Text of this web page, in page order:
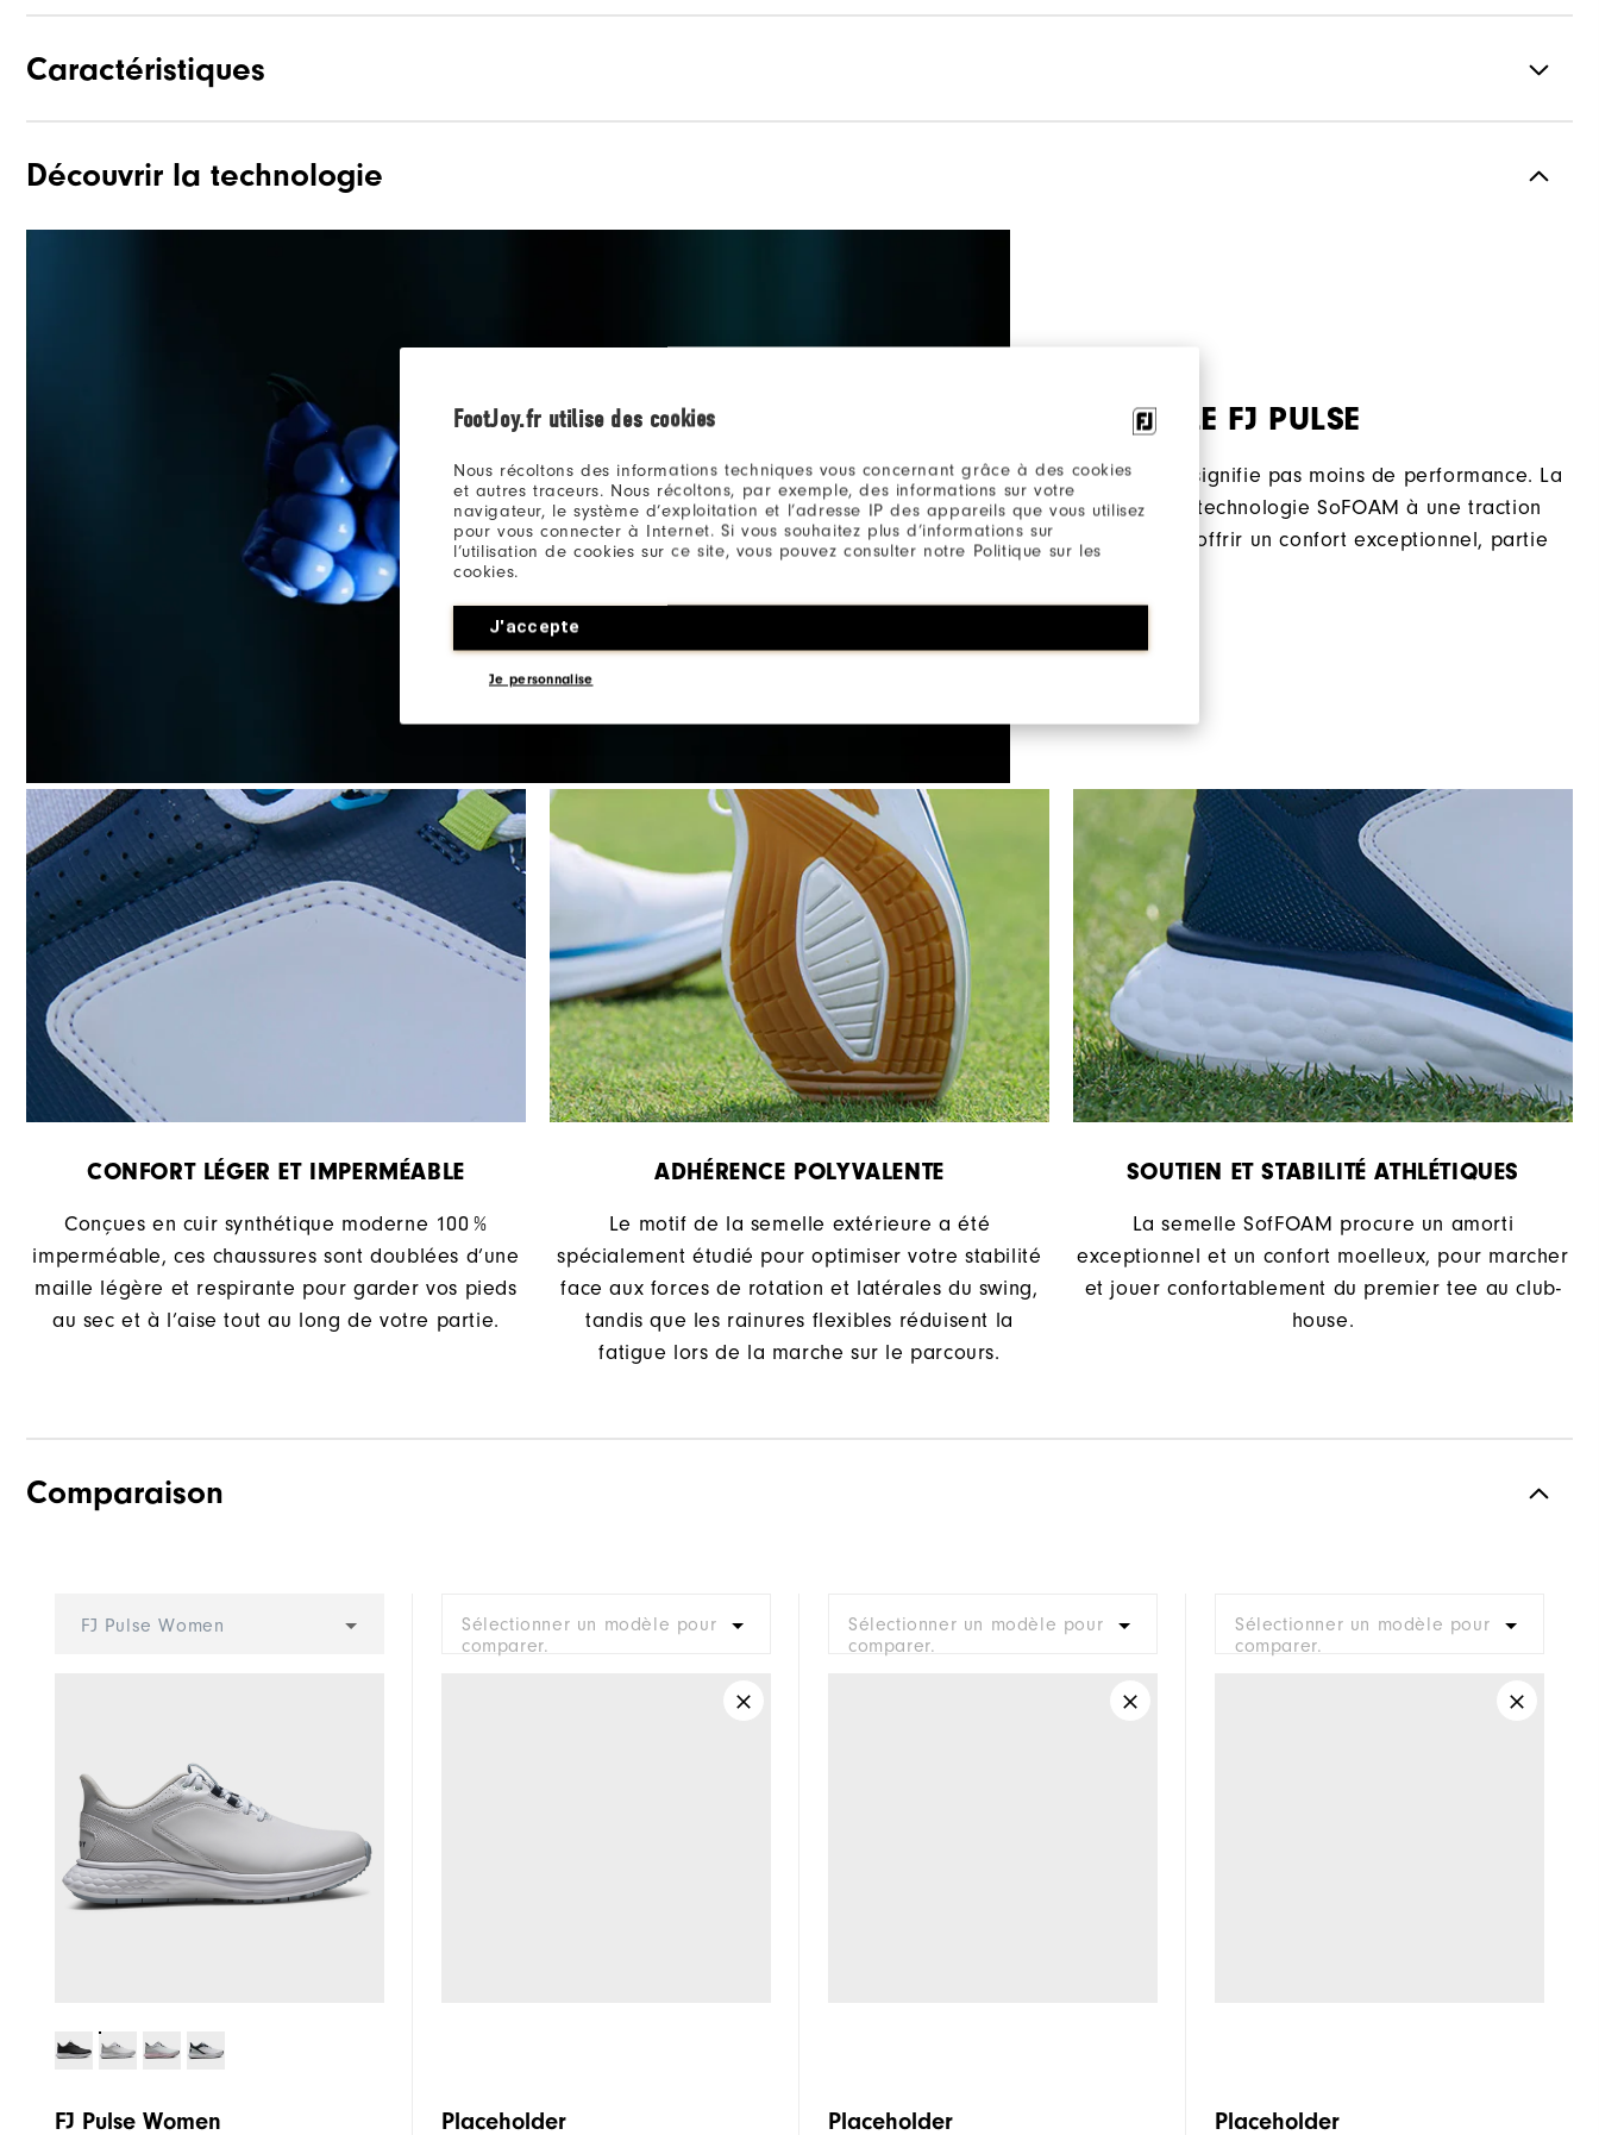
FootJoy.fr utilise des cookies
Nous récoltons des informations techniques vous concernant grâce à des cookies
et autres traceurs. Nous récoltons, par exemple, des informations sur votre
navigateur, le système d’exploitation et l’adresse IP des appareils que vous utilisez
pour vous connecter à Internet. Si vous souhaitez plus d’informations sur
l’utilisation de cookies sur ce site, vous pouvez consulter notre Politique sur les
cookies.
J'accepte
Je personnalise
Caractéristiques
Matériaux Cuir haut de gamme imperméable
Découvrir la technologie
LA NOUVELLE FJ PULSE
Plus de confort ne signifie pas moins de performance. La
FJ Pulse associe la technologie SoFOAM à une traction
réactive pour vous offrir un confort exceptionnel, partie
CONFORT LÉGER ET IMPERMÉABLE
Conçues en cuir synthétique moderne 100 %
imperméable, ces chaussures sont doublées d’une
maille légère et respirante pour garder vos pieds
au sec et à l’aise tout au long de votre partie.
ADHÉRENCE POLYVALENTE
Le motif de la semelle extérieure a été
spécialement étudié pour optimiser votre stabilité
face aux forces de rotation et latérales du swing,
tandis que les rainures flexibles réduisent la
fatigue lors de la marche sur le parcours.
SOUTIEN ET STABILITÉ ATHLÉTIQUES
La semelle SofFOAM procure un amorti
exceptionnel et un confort moelleux, pour marcher
et jouer confortablement du premier tee au club-
house.
Comparaison
FJ Pulse Women
FJ Pulse Women
Sélectionner un modèle pour
comparer.
Placeholder
Sélectionner un modèle pour
comparer.
Placeholder
Sélectionner un modèle pour
comparer.
Placeholder